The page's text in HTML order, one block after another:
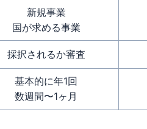
新規事業
国が求める事業
採択されるか審査
基本的に年1回
数週間〜1ヶ月